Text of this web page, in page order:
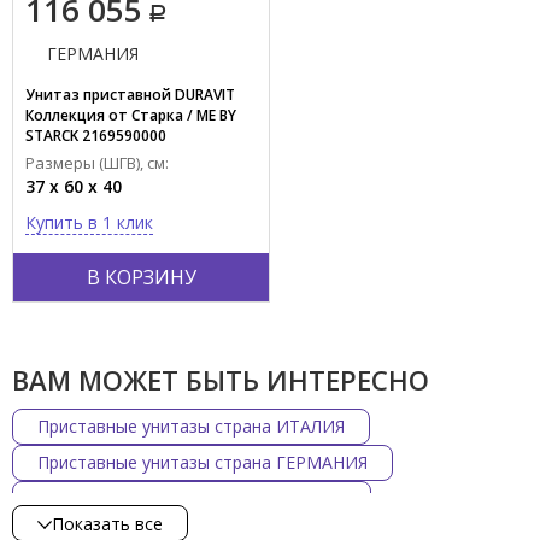
Зеленый
Коричневый
Розовый
Показать все
Тип поверхности
Глянцевый
Матовый
Материал
Пластик
Фаянс
Фаянс/пластик
Фаянс/пластик/металл
Форма
116 055
В КОРЗИНУ
ГЕРМАНИЯ
Унитаз приставной DURAVIT
Коллекция от Старка / ME BY
STARCK 2169590000
Размеры (ШГВ), см:
37 x 60 x 40
Купить в 1 клик
ВАМ МОЖЕТ БЫТЬ ИНТЕРЕСНО
Приставные унитазы страна ИТАЛИЯ
Приставные унитазы страна ГЕРМАНИЯ
Приставные унитазы стиль Ретро
Показать все